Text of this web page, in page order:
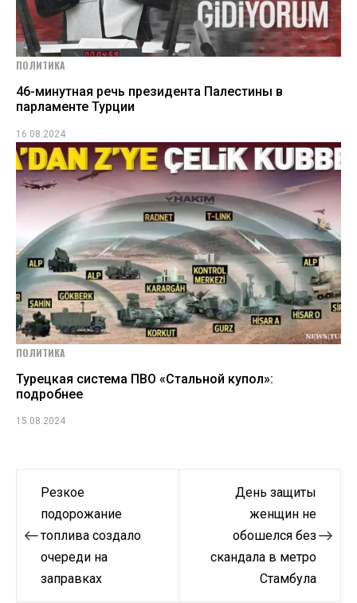
ПОЛИТИКА
46-минутная речь президента Палестины в
парламенте Турции
16.08.2024
ПОЛИТИКА
Турецкая система ПВО «Стальной купол»:
подробнее
15.08.2024
Навигация
записям
Резкое
подорожание
топлива создало
очереди на
заправках
День защиты
женщин не
обошелся без
скандала в метро
Стамбула